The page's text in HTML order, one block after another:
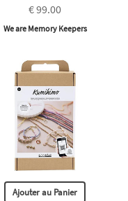
€ 99.00
We are Memory Keepers
Ajouter au Panier